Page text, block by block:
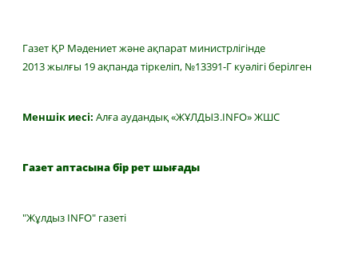
Газет ҚР Мәдениет және ақпарат министрлігінде
2013 жылғы 19 ақпанда тіркеліп, №13391-Г куәлігі берілген
Меншік иесі: Алға аудандық «ЖҰЛДЫЗ.INFO» ЖШС
Газет аптасына бір рет шығады
"Жұлдыз INFO" газеті